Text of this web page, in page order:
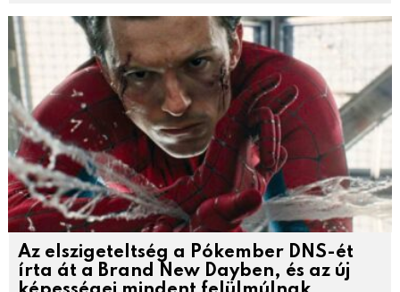
Az elszigeteltség a Pókember DNS-ét
írta át a Brand New Dayben, és az új